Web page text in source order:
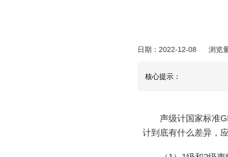
日期：2022-12-08 浏览
核心提示：
声级计国家标准
计到底有什么差异，